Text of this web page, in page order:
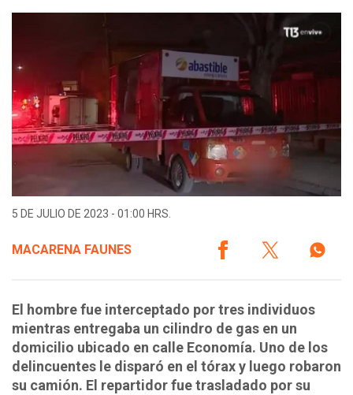
5 DE JULIO DE 2023 - 01:00 HRS.
MACARENA FAUNES
El hombre fue interceptado por tres individuos
mientras entregaba un cilindro de gas en un
domicilio ubicado en calle Economía. Uno de los
delincuentes le disparó en el tórax y luego robaron
su camión. El repartidor fue trasladado por su